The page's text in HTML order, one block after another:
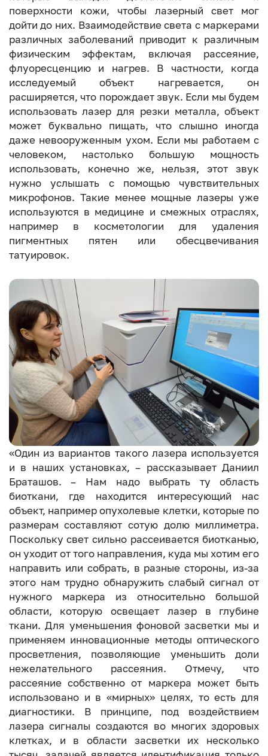
поверхности кожи, чтобы лазерный свет мог
дойти до них. Взаимодействие света с маркерами
различных заболеваний приводит к различным
физическим эффектам, включая рассеяние,
флуоресценцию и нагрев. В частности, когда
исследуемый объект нагревается, он
расширяется, что порождает звук. Если мы будем
использовать лазер для резки металла, объект
может буквально пищать, что слышно иногда
даже невооруженным ухом. Если мы работаем с
человеком, настолько большую мощность
использовать, конечно же, нельзя, этот звук
нужно услышать с помощью чувствительных
микрофонов. Такие менее мощные лазеры уже
используются в медицине и смежных отраслях,
например в косметологии для удаления
пигментных пятен или обесцвечивания
татуировок.
«Один из вариантов такого лазера используется
и в наших установках, – рассказывает Даниил
Браташов. – Нам надо выбрать ту область
биоткани, где находится интересующий нас
объект, например опухолевые клетки, которые по
размерам составляют сотую долю миллиметра.
Поскольку свет сильно рассеивается биотканью,
он уходит от того направления, куда мы хотим его
направить или собрать, в разные стороны, из-за
этого нам трудно обнаружить слабый сигнал от
нужного маркера из относительно большой
области, которую освещает лазер в глубине
ткани. Для уменьшения фоновой засветки мы и
применяем инновационные методы оптического
просветления, позволяющие уменьшить доли
нежелательного рассеяния. Отмечу, что
рассеяние собственно от маркера может быть
использовано и в «мирных» целях, то есть для
диагностики. В принципе, под воздействием
лазера сигналы создаются во многих здоровых
клетках, и в области засветки их несколько